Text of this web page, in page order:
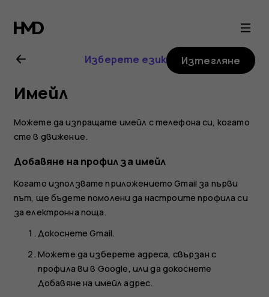
Ръководство
на
потребителя
за
Nokia
G21
Изберете език Изтегляне
Имейл
Можете да изпращате имейл с телефона си, когато
сте в движение.
Добавяне на профил за имейл
Когато използвате приложението Gmail за първи
път, ще бъдете помолени да настроите профила си
за електронна поща.
ДокоснетеGmail.
Можете да изберете адреса, свързан с
профила ви в Google, или да докоснете
Добавяне на имейл адрес.